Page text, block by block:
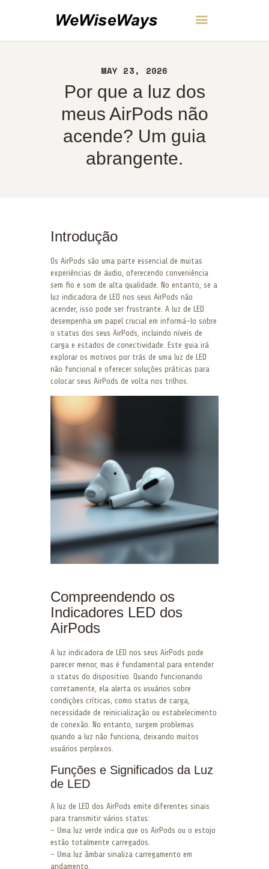
MAY 23, 2026
Por que a luz dos
meus AirPods não
acende? Um guia
abrangente.
WeWiseWays
SOBRE
CONTATO
PORTUGUÊS
Introdução
Os AirPods são uma parte essencial de muitas
experiências de áudio, oferecendo conveniência
sem fio e som de alta qualidade. No entanto, se a
luz indicadora de LED nos seus AirPods não
acender, isso pode ser frustrante. A luz de LED
desempenha um papel crucial em informá-lo sobre
o status dos seus AirPods, incluindo níveis de
carga e estados de conectividade. Este guia irá
explorar os motivos por trás de uma luz de LED
não funcional e oferecer soluções práticas para
colocar seus AirPods de volta nos trilhos.
Compreendendo os
Indicadores LED dos
AirPods
A luz indicadora de LED nos seus AirPods pode
parecer menor, mas é fundamental para entender
o status do dispositivo. Quando funcionando
corretamente, ela alerta os usuários sobre
condições críticas, como status de carga,
necessidade de reinicialização ou estabelecimento
de conexão. No entanto, surgem problemas
quando a luz não funciona, deixando muitos
usuários perplexos.
Funções e Significados da Luz
de LED
A luz de LED dos AirPods emite diferentes sinais
para transmitir vários status:
– Uma luz verde indica que os AirPods ou o estojo
estão totalmente carregados.
– Uma luz âmbar sinaliza carregamento em
andamento.